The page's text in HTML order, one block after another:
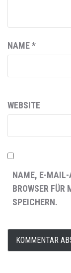
NAME*
WEBSITE
NAME, E-MAIL-
BROWSER FÜR
SPEICHERN.